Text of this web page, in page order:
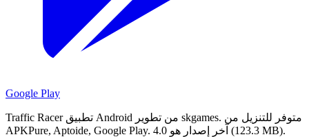
Google Play
Traffic Racer تطبيق Android من تطوير skgames. متوفر للتنزيل من
APKPure, Aptoide, Google Play.
آخر إصدار هو 4.0 (123.3 MB).